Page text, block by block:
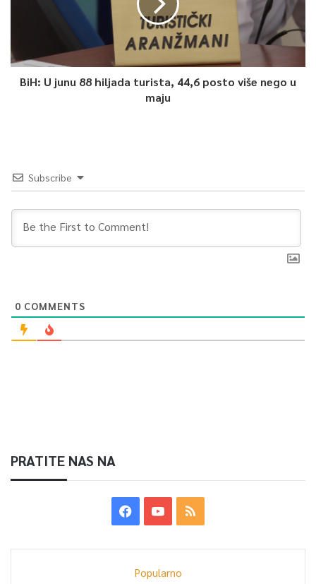
BiH: U junu 88 hiljada turista, 44,6 posto više nego u
maju
Subscribe
0 COMMENTS
PRATITE NAS NA
Popularno